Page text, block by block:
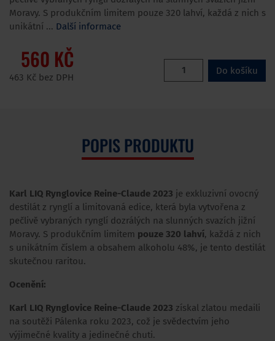
Moravy. S produkčním limitem pouze 320 lahví, každá z nich s
unikátní ... Další informace
560 KČ
463 Kč bez DPH
Do košíku
POPIS PRODUKTU
Karl LIQ Rynglovice Reine-Claude 2023 je exkluzivní ovocný
destilát z rynglí a limitovaná edice, která byla vytvořena z
pečlivě vybraných rynglí dozrálých na slunných svazích jižní
Moravy. S produkčním limitem pouze 320 lahví, každá z nich
s unikátním číslem a obsahem alkoholu 48%, je tento destilát
skutečnou raritou.
Ocenění:
Karl LIQ Rynglovice Reine-Claude 2023 získal zlatou medaili
na soutěži Pálenka roku 2023, což je svědectvím jeho
výjimečné kvality a jedinečné chuti.